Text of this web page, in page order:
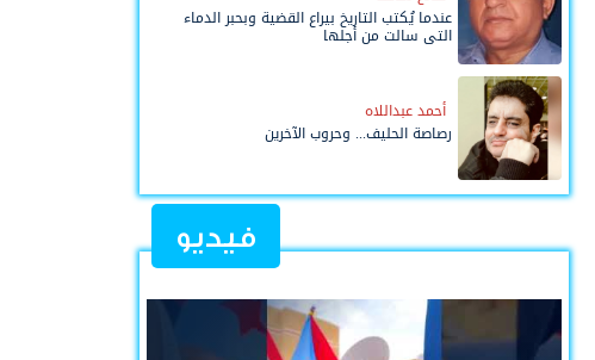
عندما يُكتب التاريخ بيراع القضية وبحبر الدماء
التي سالت من أجلها
أحمد عبداللاه
رصاصة الحليف... وحروب الآخرين
فيديو